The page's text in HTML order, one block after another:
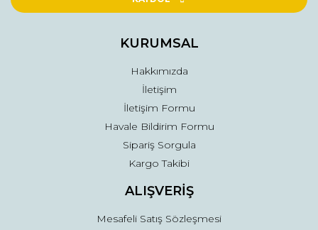
Ürün fiyatı diğer sitelerden daha pahalı.
Gönder
KURUMSAL
Hakkımızda
İletişim
İletişim Formu
Havale Bildirim Formu
Sipariş Sorgula
Kargo Takibi
ALIŞVERİŞ
Mesafeli Satış Sözleşmesi